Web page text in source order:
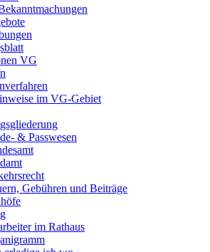
VG
im VG-Gebiet
& Passwesen
Gebühren und Beiträge
im Rathaus